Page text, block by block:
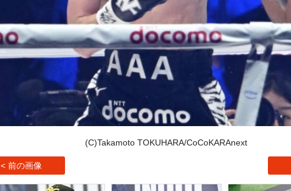
(C)Takamoto TOKUHARA/CoCoKARAnext
< 前の画像